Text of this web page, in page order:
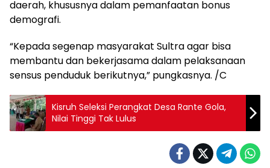
daerah, khususnya dalam pemanfaatan bonus
demografi.
“Kepada segenap masyarakat Sultra agar bisa
membantu dan bekerjasama dalam pelaksanaan
sensus penduduk berikutnya,” pungkasnya. /C
Kisruh Seleksi Perangkat Desa Rante Gola,
Nilai Tinggi Tak Lulus